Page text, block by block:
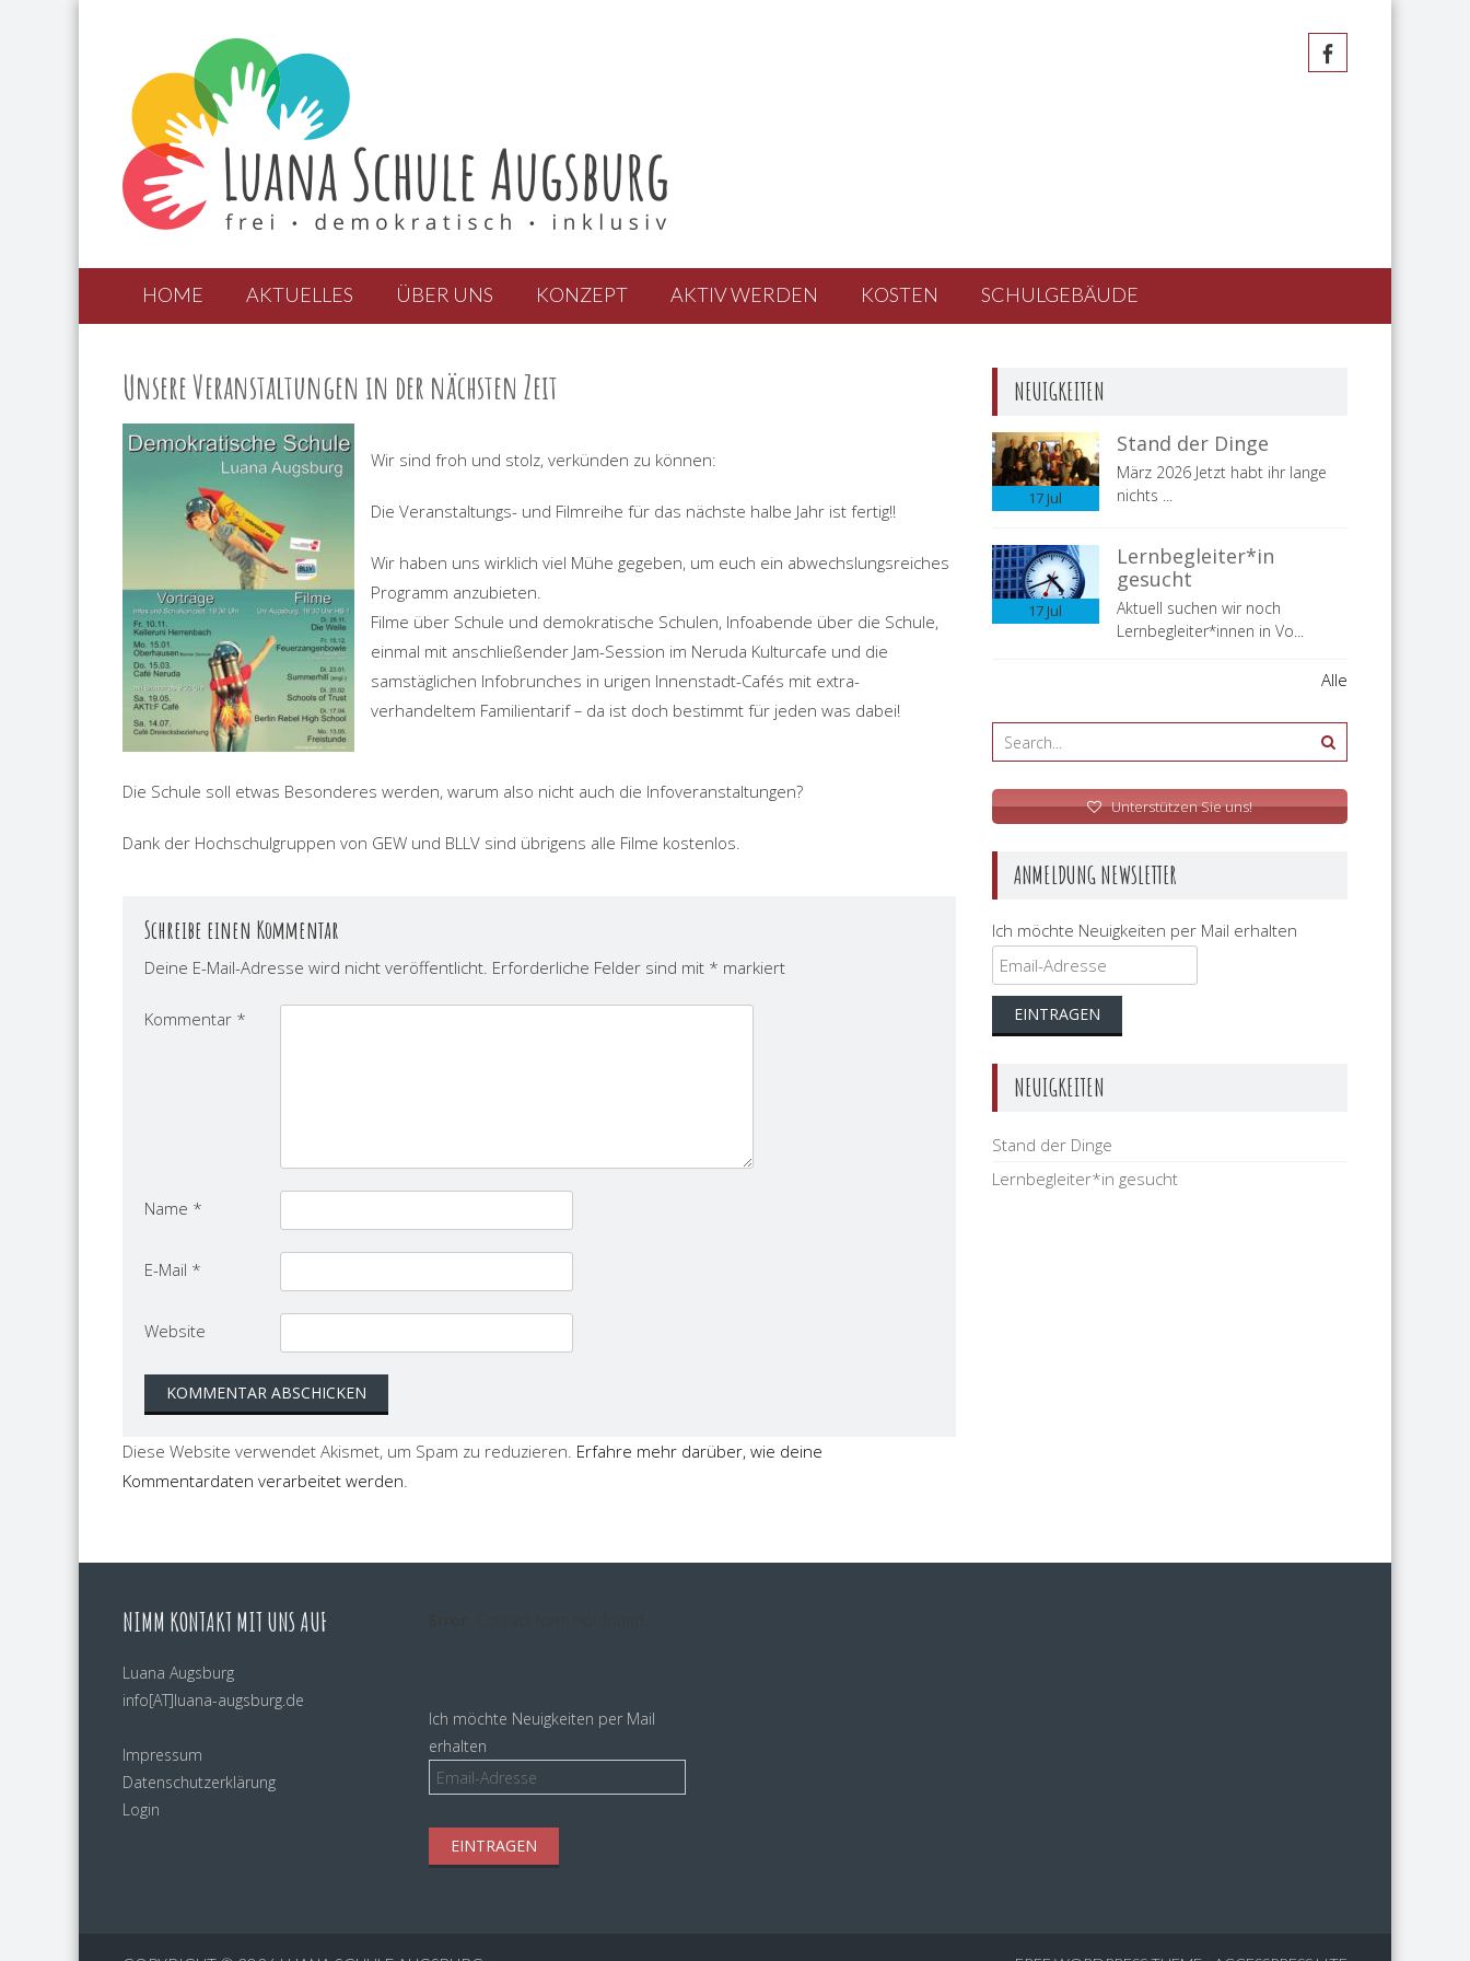
HOME AKTUELLES ÜBER UNS KONZEPT AKTIV WERDEN KOSTEN SCHULGEBÄUDE
Unsere Veranstaltungen in der nächsten Zeit
Wir sind froh und stolz, verkünden zu können:
Die Veranstaltungs- und Filmreihe für das nächste halbe Jahr ist fertig!!
Wir haben uns wirklich viel Mühe gegeben, um euch ein abwechslungsreiches
Programm anzubieten.
Filme über Schule und demokratische Schulen, Infoabende über die Schule,
einmal mit anschließender Jam-Session im Neruda Kulturcafe und die
samstäglichen Infobrunches in urigen Innenstadt-Cafés mit extra-
verhandeltem Familientarif– da ist doch bestimmt für jeden was dabei!
Die Schule soll etwas Besonderes werden, warum also nicht auch die Infoveranstaltungen?
Dank der Hochschulgruppen von GEW und BLLV sind übrigens alle Filme kostenlos.
Schreibe einen Kommentar
Deine E-Mail-Adresse wird nicht veröffentlicht. Erforderliche Felder sind mit * markiert
Kommentar *
Name *
E-Mail *
Website
Diese Website verwendet Akismet, um Spam zu reduzieren. Erfahre mehr darüber, wie deine
Kommentardaten verarbeitet werden.
NEUIGKEITEN
17Jul
Stand der Dinge
März 2026 Jetzt habt ihr lange
nichts ...
17Jul
Lernbegleiter*in
gesucht
Aktuell suchen wir noch
Lernbegleiter*innen in Vo...
Alle
Unterstützen Sie uns!
ANMELDUNG NEWSLETTER
Ich möchte Neuigkeiten per Mail erhalten
NEUIGKEITEN
Stand der Dinge
Lernbegleiter*in gesucht
NIMM KONTAKT MIT UNS AUF
Luana Augsburg
info[AT]luana-augsburg.de
Impressum
Datenschutzerklärung
Login
Ich möchte Neuigkeiten per Mail
erhalten